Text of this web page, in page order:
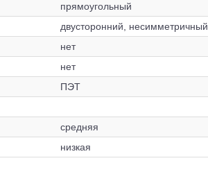
прямоугольный
двусторонний, несимметричный
нет
нет
ПЭТ
средняя
низкая